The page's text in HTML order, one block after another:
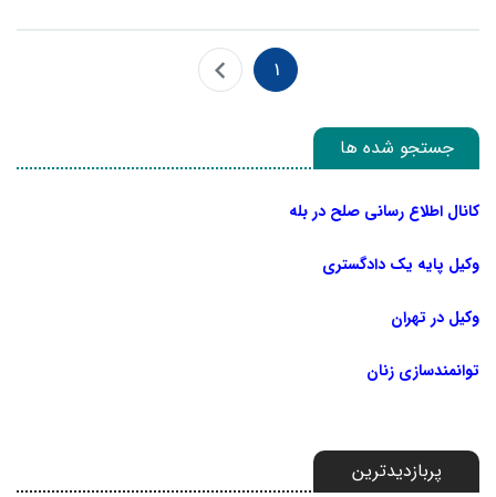
1
جستجو شده ها
کانال اطلاع رسانی صلح در بله
وکیل پایه یک دادگستری
وکیل در تهران
توانمندسازی زنان
پربازدیدترین